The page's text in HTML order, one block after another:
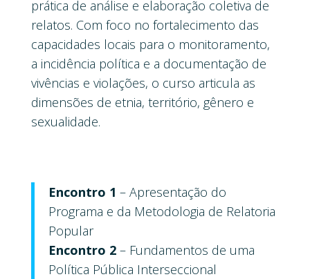
prática de análise e elaboração coletiva de
relatos. Com foco no fortalecimento das
capacidades locais para o monitoramento,
a incidência política e a documentação de
vivências e violações, o curso articula as
dimensões de etnia, território, gênero e
sexualidade.
Encontro 1 – Apresentação do
Programa e da Metodologia de Relatoria
Popular
Encontro 2– Fundamentos de uma
Política Pública Interseccional